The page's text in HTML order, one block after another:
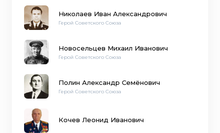
Николаев Иван Александрович
Герой Советского Союза
Новосельцев Михаил Иванович
Герой Советского Союза
Полин Александр Семёнович
Герой Советского Союза
Кочев Леонид Иванович